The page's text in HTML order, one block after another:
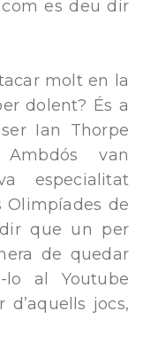
es deu dir
molt en la
dolent? És a
Ian Thorpe
van
especialitat
Olimpíades de
dir que un per
de quedar
lo al Youtube
d’aquells jocs,